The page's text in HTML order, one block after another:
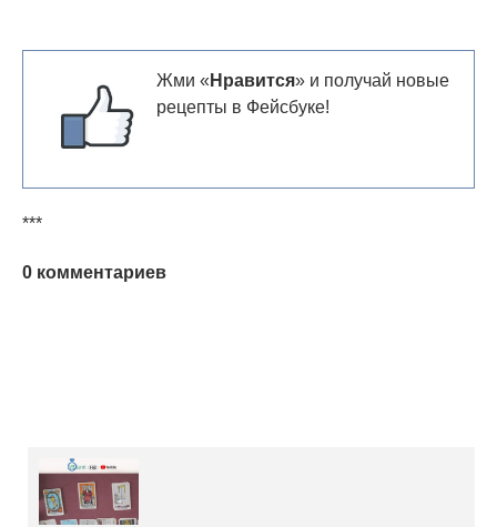
Жми « Нравится» и получай новые
рецепты в Фейсбуке!
***
0 комментариев